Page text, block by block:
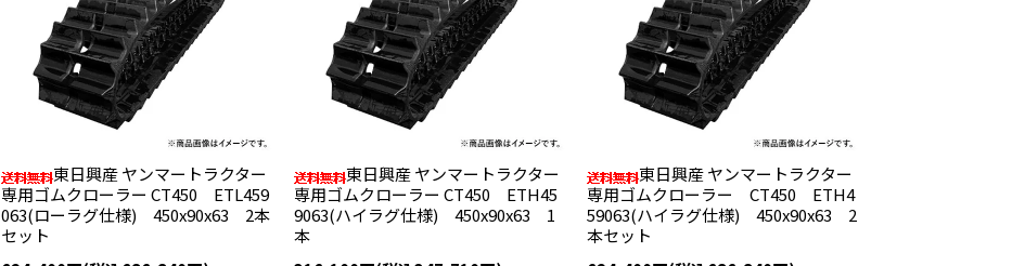
東日興産 ヤンマートラクター
専用ゴムクローラー CT450 ETL459
063(ローラグ仕様) 450x90x63 2本
セット
東日興産 ヤンマートラクター
専用ゴムクローラー CT450 ETH45
9063(ハイラグ仕様) 450x90x63 1
本
東日興産 ヤンマートラクター
専用ゴムクローラー CT450 ETH4
59063(ハイラグ仕様) 450x90x63 2
本セット